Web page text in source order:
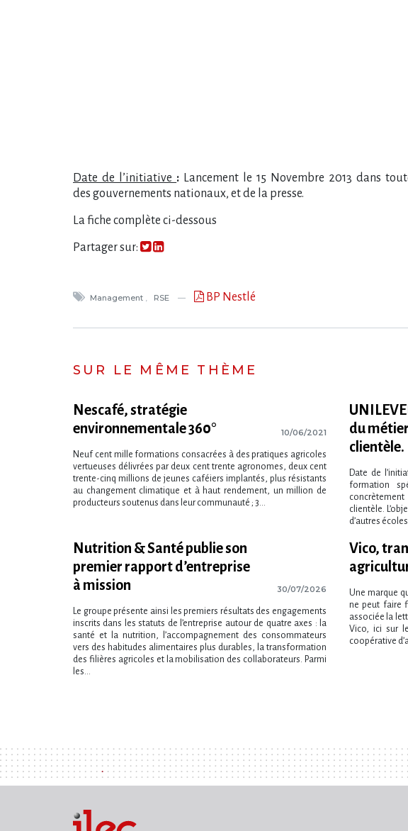
Date de l’initiative : Lancement le 15 Novembre 2013 dans
des gouvernements nationaux, et de la presse.
La fiche complète ci-dessous
Partager sur:
Management RSE BP Nestlé
SUR LE MÊME THÈME
Nescafé, stratégie
environnementale 360°
10/06/2021
Neuf cent mille formations consacrées à des pratiques agricoles
vertueuses délivrées par deux cent trente agronomes, deux cent
trente-cinq millions de jeunes caféiers implantés, plus résistants
au changement climatique et à haut rendement, un million de
producteurs soutenus dans leur communauté ; 3...
du
clientèle.
Date de
formation
clientèle.
d’autres
Nutrition & Santé publie son
premier rapport d’entreprise
à mission
30/07/2026
Le groupe présente ainsi les premiers résultats des engagements
inscrits dans les statuts de l​‌’entreprise autour de quatre axes : la
santé et la nutrition, l​‌’accompagnement des consommateurs
vers des habitudes alimentaires plus durables, la transformation
des filières agricoles et la mobilisation des collaborateurs. Parmi
les...
Vico,
Une marque
ne peut faire
associée la
Vico, ici sur
coopérative